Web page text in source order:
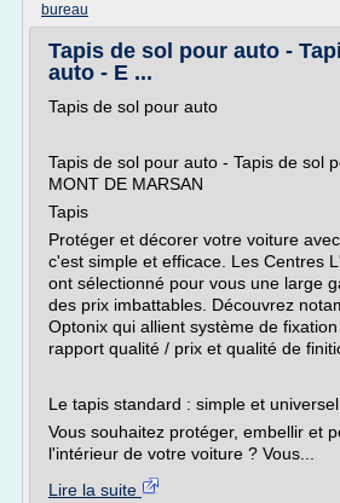
bureau
Tapis de sol pour auto -
auto - E ...
Tapis de sol pour auto
Tapis de sol pour auto - Tapis de sol
MONT DE MARSAN
Tapis
Protéger et décorer votre voiture
c'est simple et efficace. Les Centres
ont sélectionné pour vous une large
des prix imbattables. Découvrez
Optonix qui allient système de
rapport qualité / prix et qualité de
Le tapis standard : simple et universel
Vous souhaitez protéger, embellir et
l'intérieur de votre voiture ? Vous...
Lire la suite